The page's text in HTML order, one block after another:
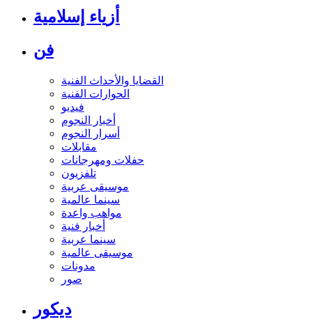
أزياء إسلامية
فن
القضايا والأحداث الفنية
الحوارات الفنية
فيديو
أخبار النجوم
أسرار النجوم
مقابلات
حفلات ومهرجانات
تلفزيون
موسيقى عربية
سينما عالمية
مواهب واعدة
أخبار فنية
سينما عربية
موسيقى عالمية
مدونات
صور
ديكور